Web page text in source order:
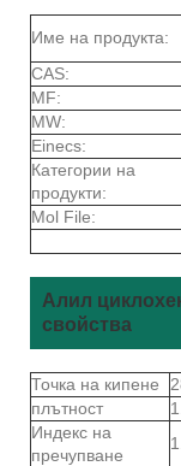
Име на продукта:
CAS:
MF:
MW:
Einecs:
Категории на
продукти:
Mol File:
Алил
свойства
Точка на кипене
плътност
Индекс на
пречупване